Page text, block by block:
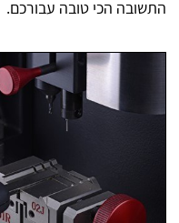
התשובה הכי טובה עבורכם.